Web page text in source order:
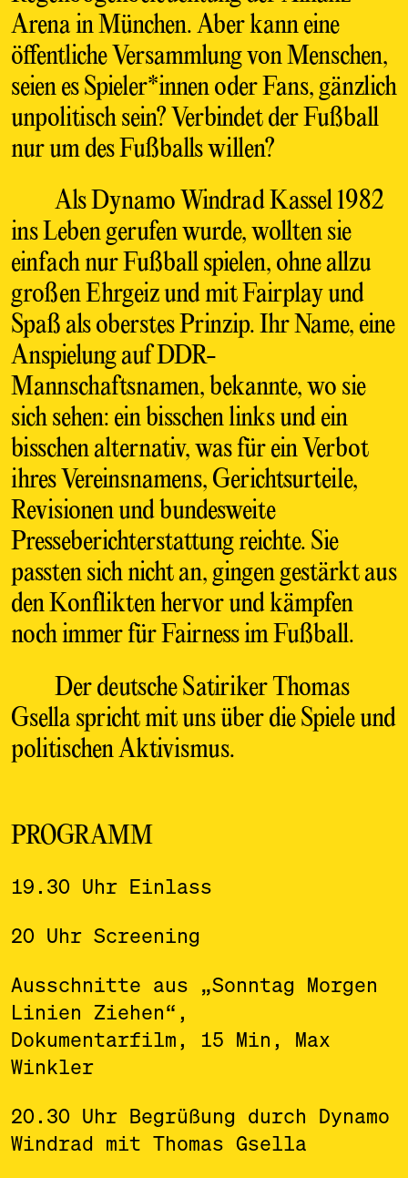
Arena in München. Aber kann eine
öffentliche Versammlung von Menschen,
seien es Spieler*innen oder Fans, gänzlich
unpolitisch sein? Verbindet der Fußball
nur um des Fußballs willen?
Als Dynamo Windrad Kassel 1982
ins Leben gerufen wurde, wollten sie
einfach nur Fußball spielen, ohne allzu
großen Ehrgeiz und mit Fairplay und
Spaß als oberstes Prinzip. Ihr Name, eine
Anspielung auf DDR-
Mannschaftsnamen, bekannte, wo sie
sich sehen: ein bisschen links und ein
bisschen alternativ, was für ein Verbot
ihres Vereinsnamens, Gerichtsurteile,
Revisionen und bundesweite
Presseberichterstattung reichte. Sie
passten sich nicht an, gingen gestärkt aus
den Konflikten hervor und kämpfen
noch immer für Fairness im Fußball.
Der deutsche Satiriker Thomas
Gsella spricht mit uns über die Spiele und
politischen Aktivismus.
PROGRAMM
19.30 Uhr Einlass
20 Uhr Screening
Ausschnitte aus „Sonntag Morgen
Linien Ziehen“,
Dokumentarfilm, 15 Min, Max
Winkler
20.30 Uhr Begrüßung durch Dynamo
Windrad mit Thomas Gsella